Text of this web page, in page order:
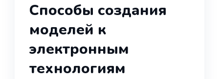
Способы создания
моделей к
электронным
технологиям